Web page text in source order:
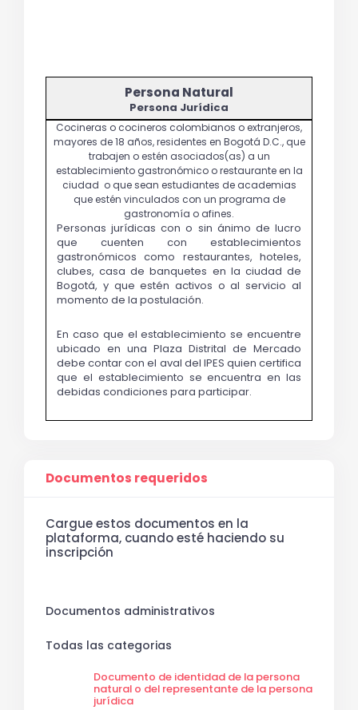
Persona Jurídica
Personas jurídicas con o sin ánimo de lucro
que cuenten con establecimientos
gastronómicos como restaurantes, hoteles,
clubes, casa de banquetes en la ciudad de
Bogotá, y que estén activos o al servicio al
momento de la postulación.
En caso que el establecimiento se encuentre
ubicado en una Plaza Distrital de Mercado
debe contar con el aval del IPES quien certifica
que el establecimiento se encuentra en las
debidas condiciones para participar.
Documentos requeridos
Cargue estos documentos en la
plataforma, cuando esté haciendo su
inscripción
Documentos administrativos
Todas las categorias
Documento de identidad de la persona
natural o del representante de la persona
jurídica